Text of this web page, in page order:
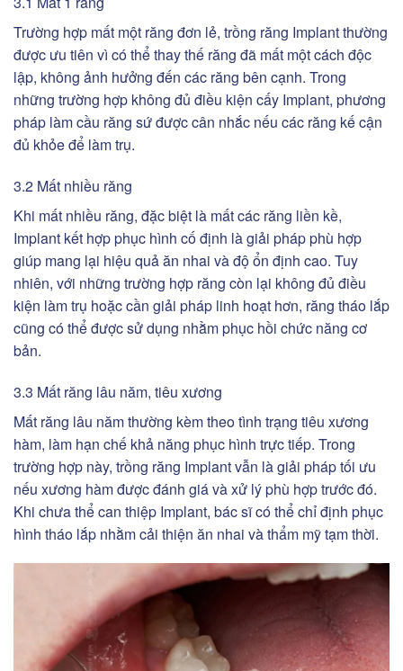
Trường hợp mất một răng đơn lẻ, trồng răng Implant thường
được ưu tiên vì có thể thay thế răng đã mất một cách độc
lập, không ảnh hưởng đến các răng bên cạnh. Trong
những trường hợp không đủ điều kiện cấy Implant, phương
pháp làm cầu răng sứ được cân nhắc nếu các răng kế cận
đủ khỏe để làm trụ.
3.2 Mất nhiều răng
Khi mất nhiều răng, đặc biệt là mất các răng liền kề,
Implant kết hợp phục hình cố định là giải pháp phù hợp
giúp mang lại hiệu quả ăn nhai và độ ổn định cao. Tuy
nhiên, với những trường hợp răng còn lại không đủ điều
kiện làm trụ hoặc cần giải pháp linh hoạt hơn, răng tháo lắp
cũng có thể được sử dụng nhằm phục hồi chức năng cơ
bản.
3.3 Mất răng lâu năm, tiêu xương
Mất răng lâu năm thường kèm theo tình trạng tiêu xương
hàm, làm hạn chế khả năng phục hình trực tiếp. Trong
trường hợp này, trồng răng Implant vẫn là giải pháp tối ưu
nếu xương hàm được đánh giá và xử lý phù hợp trước đó.
Khi chưa thể can thiệp Implant, bác sĩ có thể chỉ định phục
hình tháo lắp nhằm cải thiện ăn nhai và thẩm mỹ tạm thời.